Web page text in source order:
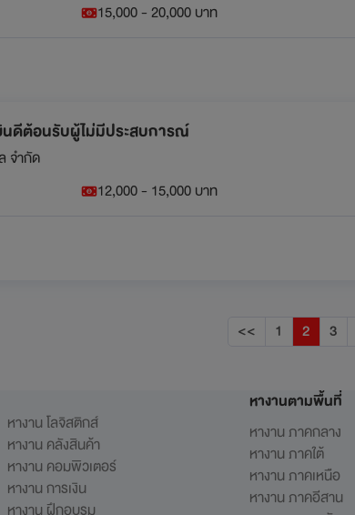
15,000 - 20,000 บาท
นดีต้อนรับผู้ไม่มีประสบการณ์
จำกัด
12,000 - 15,000 บาท
<< 1 2 3
หางาน โลจิสติกส์
หางาน คลังสินค้า
หางาน คอมพิวเตอร์
หางาน การเงิน
หางานตามพื้นที่
หางาน ภาคกลาง
หางาน ภาคใต้
หางาน ภาคเหนือ
หางาน ภาคอีสาน